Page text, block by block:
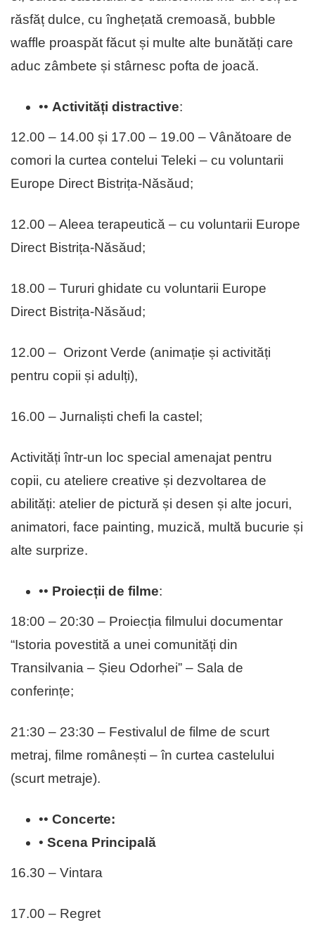
răsfăț dulce, cu înghețată cremoasă, bubble
waffle proaspăt făcut și multe alte bunătăți care
aduc zâmbete și stârnesc pofta de joacă.
•• Activități distractive:
12.00 – 14.00 și 17.00 – 19.00 – Vânătoare de
comori la curtea contelui Teleki – cu voluntarii
Europe Direct Bistrița-Năsăud;
12.00 – Aleea terapeutică – cu voluntarii Europe
Direct Bistrița-Năsăud;
18.00 – Tururi ghidate cu voluntarii Europe
Direct Bistrița-Năsăud;
12.00 – Orizont Verde (animație și activități
pentru copii și adulți),
16.00 – Jurnaliști chefi la castel;
Activități într-un loc special amenajat pentru
copii, cu ateliere creative și dezvoltarea de
abilități: atelier de pictură și desen și alte jocuri,
animatori, face painting, muzică, multă bucurie și
alte surprize.
•• Proiecții de filme:
18:00 – 20:30 – Proiecția filmului documentar
“Istoria povestită a unei comunități din
Transilvania – Șieu Odorhei” – Sala de
conferințe;
21:30 – 23:30 – Festivalul de filme de scurt
metraj, filme românești – în curtea castelului
(scurt metraje).
•• Concerte:
• Scena Principală
16.30 – Vintara
17.00 – Regret